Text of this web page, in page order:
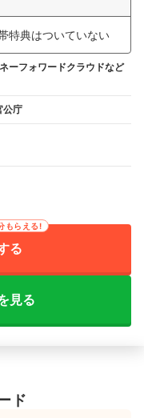
特典はついていない
ーフォワードクラウドなど
公庁
る
もらえる!
見る
ド